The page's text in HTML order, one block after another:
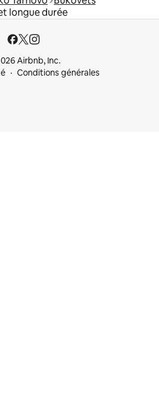
longue durée
Airbnb, Inc.
Conditions générales